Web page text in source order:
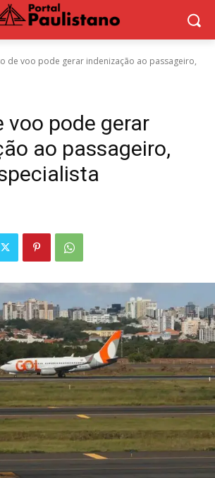
de voo pode gerar indenização ao passageiro,
voo pode gerar
ao passageiro,